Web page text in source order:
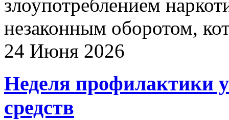
злоупотреблением
незаконным оборотом,
24 Июня 2026
Неделя профилактики
средств